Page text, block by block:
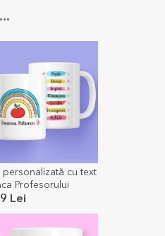
personalizată cu text
Profesorului
Lei